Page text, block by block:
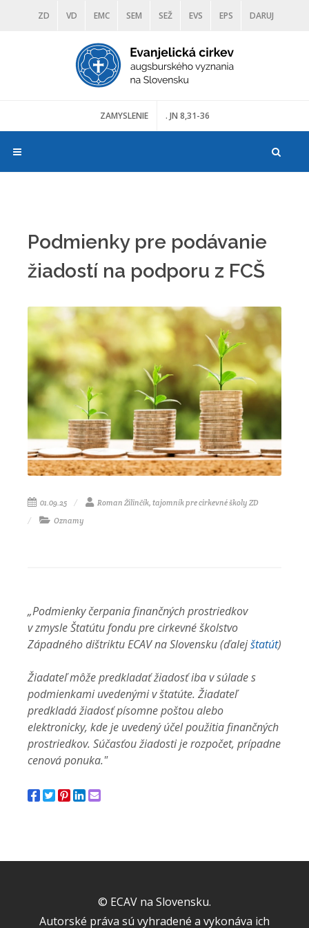
ZD VD EMC SEM SEŽ EVS EPS DARUJ
DIAKONIA ŠKOLY TRANOSCIUS
ZAMYSLENIE . JN 8,31-36
Podmienky pre podávanie
žiadostí na podporu z FCŠ
01.09.25
Roman Žilinčík, tajomník pre cirkevné školy ZD
Oznamy
„Podmienky čerpania finančných prostriedkov
v zmysle Štatútu fondu pre cirkevné školstvo
Západného dištriktu ECAV na Slovensku (ďalejštatút)
Žiadateľ môže predkladať žiadosť iba v súlade s
podmienkami uvedenými v štatúte. Žiadateľ
predkladá žiadosť písomne poštou alebo
elektronicky, kde je uvedený účel použitia finančných
prostriedkov. Súčasťou žiadosti je rozpočet, prípadne
cenová ponuka."
© ECAV na Slovensku.
Autorské práva sú vyhradené a vykonáva ich